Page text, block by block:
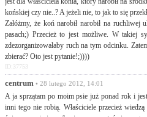
końskiej czy nie..? A jeżeli nie, to jak to się
Załóżmy, że koń narobił narobił na
pasach;) Przecież to jest możliwe. W takiej
zdezorganizowałaby ruch na tym odcinku.
zbierać? Oto jest pytanie!;))))
ID:37753
centrum • 28 lutego 2012, 14:01
A ja sprzątam po moim psie już ponad rok i
inni tego nie robią. Właściciele przecież